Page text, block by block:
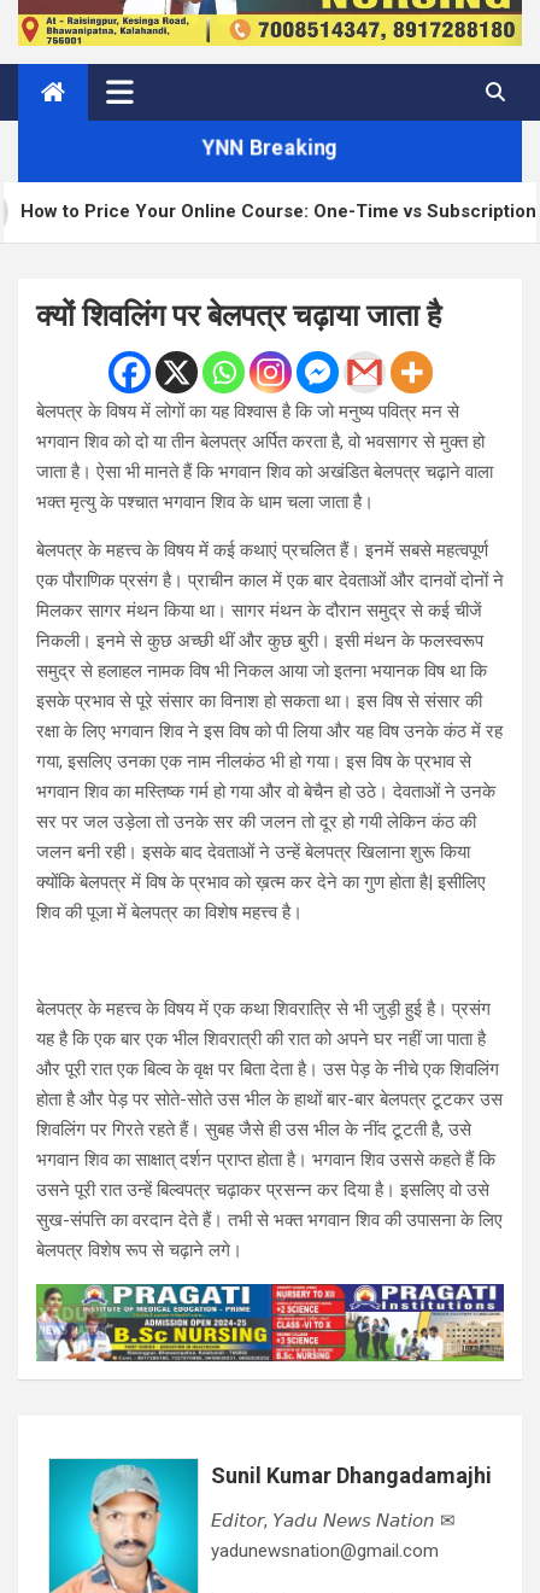
YNN Breaking
Online Course: One-Time vs Subscription vs Membership
क्यों शिवलिंग पर बेलपत्र चढ़ाया जाता है
बेलपत्र के विषय में लोगों का यह विश्वास है कि जो मनुष्य पवित्र मन से
भगवान शिव को दो या तीन बेलपत्र अर्पित करता है, वो भवसागर से मुक्त हो
जाता है। ऐसा भी मानते हैं कि भगवान शिव को अखंडित बेलपत्र चढ़ाने वाला
भक्त मृत्यु के पश्चात भगवान शिव के धाम चला जाता है।
बेलपत्र के महत्त्व के विषय में कई कथाएं प्रचलित हैं। इनमें सबसे महत्वपूर्ण
एक पौराणिक प्रसंग है। प्राचीन काल में एक बार देवताओं और दानवों दोनों ने
मिलकर सागर मंथन किया था। सागर मंथन के दौरान समुद्र से कई चीजें
निकली। इनमे से कुछ अच्छी थीं और कुछ बुरी। इसी मंथन के फलस्वरूप
समुद्र से हलाहल नामक विष भी निकल आया जो इतना भयानक विष था कि
इसके प्रभाव से पूरे संसार का विनाश हो सकता था। इस विष से संसार की
रक्षा के लिए भगवान शिव ने इस विष को पी लिया और यह विष उनके कंठ में रह
गया, इसलिए उनका एक नाम नीलकंठ भी हो गया। इस विष के प्रभाव से
भगवान शिव का मस्तिष्क गर्म हो गया और वो बेचैन हो उठे। देवताओं ने उनके
सर पर जल उड़ेला तो उनके सर की जलन तो दूर हो गयी लेकिन कंठ की
जलन बनी रही। इसके बाद देवताओं ने उन्हें बेलपत्र खिलाना शुरू किया
क्योंकि बेलपत्र में विष के प्रभाव को ख़त्म कर देने का गुण होता है| इसीलिए
शिव की पूजा में बेलपत्र का विशेष महत्त्व है।
बेलपत्र के महत्त्व के विषय में एक कथा शिवरात्रि से भी जुड़ी हुई है। प्रसंग
यह है कि एक बार एक भील शिवरात्री की रात को अपने घर नहीं जा पाता है
और पूरी रात एक बिल्व के वृक्ष पर बिता देता है। उस पेड़ के नीचे एक शिवलिंग
होता है और पेड़ पर सोते-सोते उस भील के हाथों बार-बार बेलपत्र टूटकर उस
शिवलिंग पर गिरते रहते हैं। सुबह जैसे ही उस भील के नींद टूटती है, उसे
भगवान शिव का साक्षात् दर्शन प्राप्त होता है। भगवान शिव उससे कहते हैं कि
उसने पूरी रात उन्हें बिल्वपत्र चढ़ाकर प्रसन्न कर दिया है। इसलिए वो उसे
सुख-संपत्ति का वरदान देते हैं। तभी से भक्त भगवान शिव की उपासना के लिए
बेलपत्र विशेष रूप से चढ़ाने लगे।
Sunil Kumar Dhangadamajhi
𝘌𝘥𝘪𝘵𝘰𝘳, 𝘠𝘢𝘥𝘶 𝘕𝘦𝘸𝘴 𝘕𝘢𝘵𝘪𝘰𝘯 ✉
yadunewsnation@gmail.com